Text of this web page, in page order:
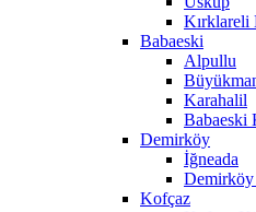
Kırklareli
Babaeski
Alpullu
Karahalil
Babaeski
Demirköy
İğneada
Kofçaz